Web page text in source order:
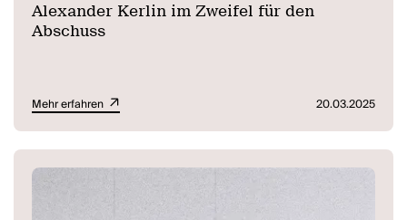
Alexander Kerlin im Zweifel für den
Abschuss
Mehr erfahren 20.03.2025